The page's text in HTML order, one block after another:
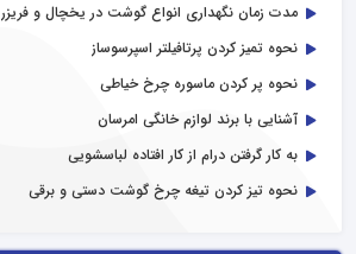
مدت زمان نگهداری انواع گوشت در یخچال و فریزر
نحوه تمیز کردن پرتافیلتر اسپرسوساز
نحوه پر کردن ماسوره چرخ خیاطی
آشنایی با برند لوازم خانگی امرسان
به کار گرفتن درام از کار افتاده لباسشویی
نحوه تیز کردن تیغه چرخ گوشت دستی و برقی